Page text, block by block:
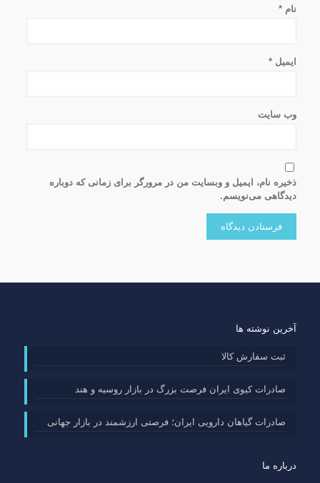
نام*
ایمیل*
وب‌ سایت
ذخیره نام، ایمیل و وبسایت من در مرورگر برای زمانی که دوباره
دیدگاهی می‌نویسم.
آخرین نوشته ها
ثبت سفارش کالا
صادرات کیوی ایران فرصت بزرگ در بازار روسیه و هند
صادرات گیاهان دارویی ایران؛ فرصتی ارزشمند در بازار جهانی
درباره ما